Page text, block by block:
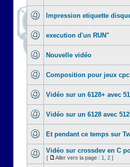
Impression etiquette
execution d'un RUN"
Nouvelle vidéo
Composition pour jeux cpc
Vidéo sur un 6128+ avec
Vidéo sur un 6128 avec
Et pendant ce temps sur
Vidéo sur crossdev en C
[ Aller vers la page : 1 2 ]